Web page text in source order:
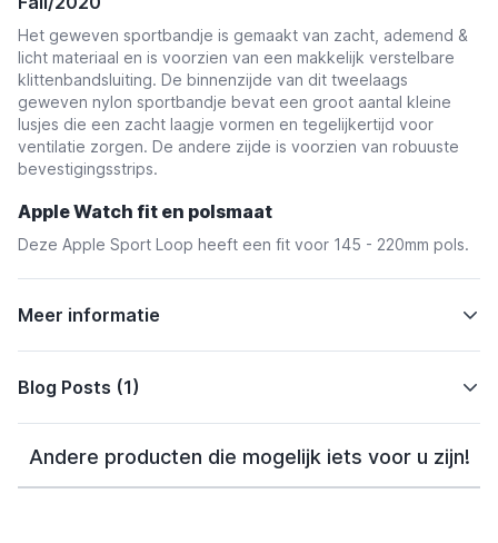
Het geweven sportbandje is gemaakt van zacht, ademend &
licht materiaal en is voorzien van een makkelijk verstelbare
klittenbandsluiting. De binnenzijde van dit tweelaags
geweven nylon sportbandje bevat een groot aantal kleine
lusjes die een zacht laagje vormen en tegelijkertijd voor
ventilatie zorgen. De andere zijde is voorzien van robuuste
bevestigingsstrips.
Apple Watch fit en polsmaat
Deze Apple Sport Loop heeft een fit voor 145 - 220mm pols.
Meer informatie
Blog Posts (1)
Andere producten die mogelijk iets voor u zijn!